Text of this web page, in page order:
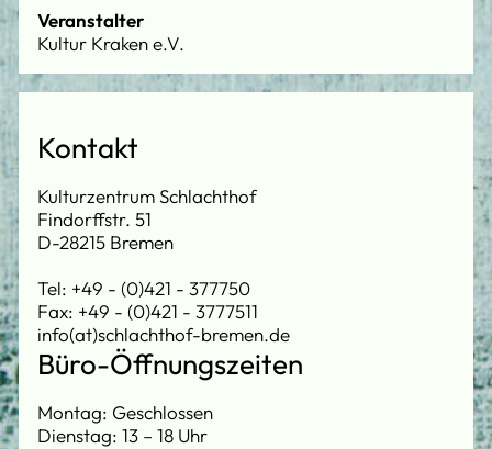
Veranstalter
Kultur Kraken e.V.
Kontakt
Kulturzentrum Schlachthof
Findorffstr. 51
D-28215 Bremen
Tel: +49 - (0)421 - 377750
Fax: +49 - (0)421 - 3777511
info(at)schlachthof-bremen.de
Büro-Öffnungszeiten
Montag: Geschlossen
Dienstag: 13 – 18 Uhr